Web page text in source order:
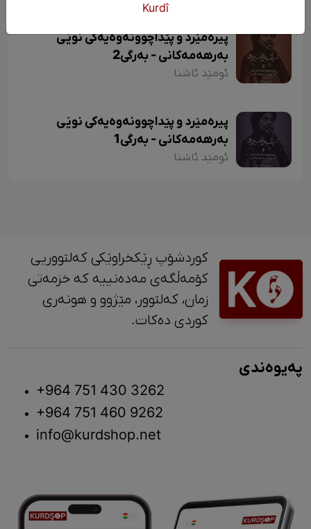
پیرەمێرد و پێداچوونەوەیەکی نوێی
بەرهەمەکانی - بەرگی2
ئومێد ئاشنا
پیرەمێرد و پێداچوونەوەیەکی نوێی
بەرهەمەکانی - بەرگی1
ئومێد ئاشنا
کوردشۆپ ڕێکخراوێکی کەلتووریی
کۆمەڵگەی مەدەنییە کە خزمەتی
زمان، کەلتوور، مێژوو و ‎هونەری
کوردی دەکات.
پەیوەندی
+964 751 430 3262
+964 751 460 9262
info@kurdshop.net
Kurdî